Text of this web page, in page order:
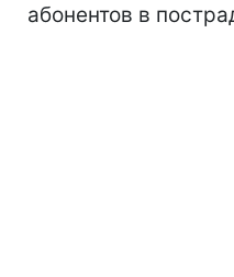
абонентов в